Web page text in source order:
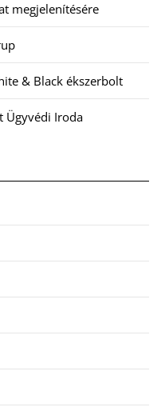
megjelenítésére
& Black ékszerbolt
Ügyvédi Iroda